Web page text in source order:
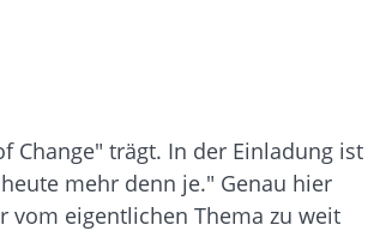
Change" trägt. In der Einladung ist
mehr denn je." Genau hier
vom eigentlichen Thema zu weit